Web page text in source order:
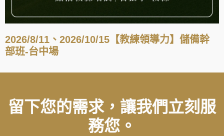
2026/8/11、2026/10/15【教練領導力】儲備幹
部班-台中場
留下您的需求，讓我們立刻服
務您。